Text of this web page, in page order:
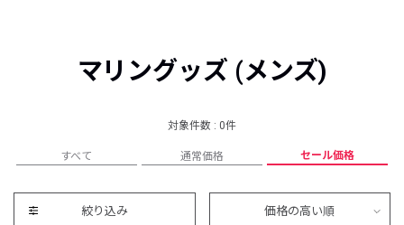
マリングッズ (メンズ)
対象件数 : 0件
すべて 通常価格 セール価格
絞り込み 価格の高い順